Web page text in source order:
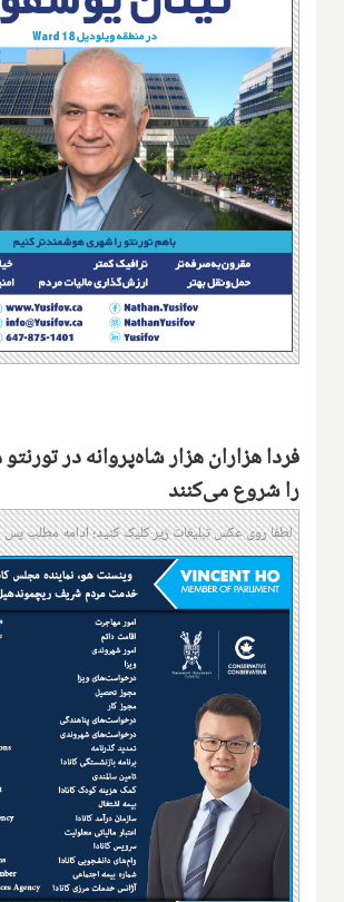
فردا هزاران هزار شاه‌پروانه در
را شروع می‌کنند
لطفا روی عکس تبلیغات زیر کلیک کنید؛ ادامه مطلب پس